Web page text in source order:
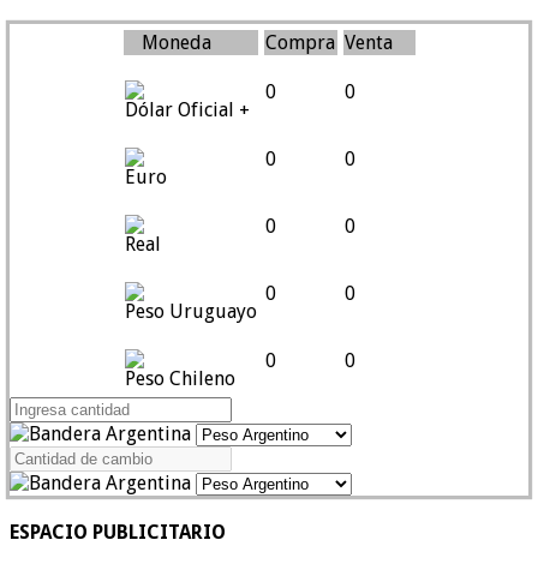
Moneda Compra Venta
Dólar Oficial +
0 0
Euro
0 0
Real
0 0
Peso Uruguayo
0 0
Peso Chileno
0 0
ESPACIO PUBLICITARIO